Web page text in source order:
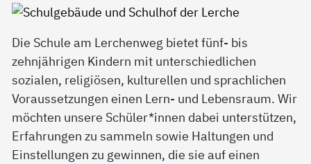
Die Schule am Lerchenweg bietet fünf- bis
zehnjährigen Kindern mit unterschiedlichen
sozialen, religiösen, kulturellen und sprachlichen
Voraussetzungen einen Lern- und Lebensraum. Wir
möchten unsere Schüler*innen dabei unterstützen,
Erfahrungen zu sammeln sowie Haltungen und
Einstellungen zu gewinnen, die sie auf einen